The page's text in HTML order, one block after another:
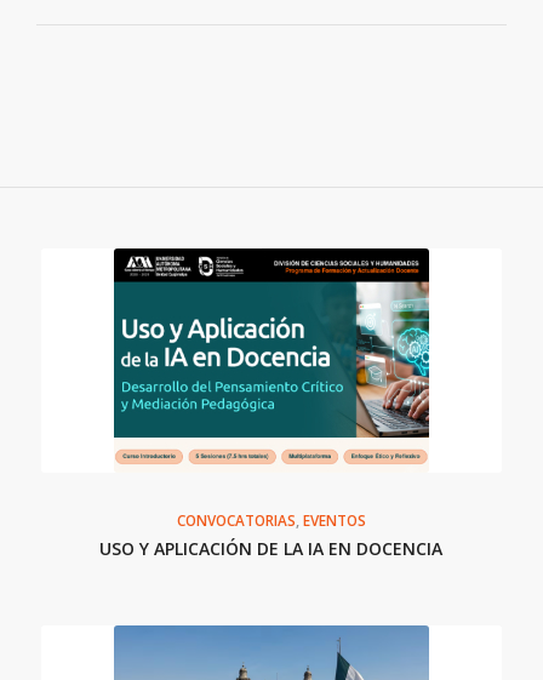
CONVOCATORIAS EVENTOS
USO Y APLICACIÓN DE LA IA EN DOCENCIA